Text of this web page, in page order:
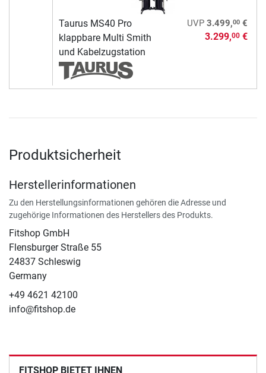
Taurus MS40 Pro
klappbare Multi Smith
und Kabelzugstation
UVP 3.499,00€
3.299,00€
Produktsicherheit
Herstellerinformationen
Zu den Herstellungsinformationen gehören die Adresse und
zugehörige Informationen des Herstellers des Produkts.
Fitshop GmbH
Flensburger Straße 55
24837 Schleswig
Germany
+49 4621 42100
info@fitshop.de
FITSHOP BIETET IHNEN